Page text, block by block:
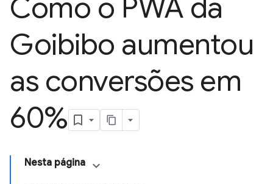
Como o PWA da
Goibibo aumentou
as conversões em
60%
Nesta página